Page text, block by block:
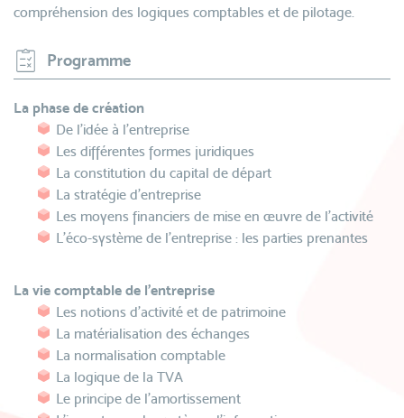
compréhension des logiques comptables et de pilotage.
Programme
La phase de création
De l'idée à l'entreprise
Les différentes formes juridiques
La constitution du capital de départ
La stratégie d'entreprise
Les moyens financiers de mise en œuvre de l’activité
L'éco-système de l'entreprise : les parties prenantes
La vie comptable de l'entreprise
Les notions d'activité et de patrimoine
La matérialisation des échanges
La normalisation comptable
La logique de la TVA
Le principe de l'amortissement